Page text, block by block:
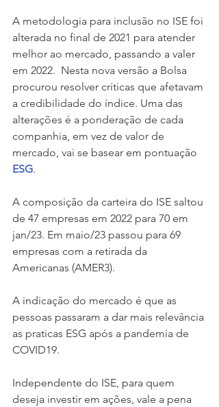
A metodologia para inclusão no ISE foi
alterada no final de 2021 para atender
melhor ao mercado, passando a valer
em 2022.  Nesta nova versão a Bolsa
procurou resolver críticas que afetavam
a credibilidade do índice. Uma das
alterações é a ponderação de cada
companhia, em vez de valor de
mercado, vai se basear em pontuação
ESG.
A composição da carteira do ISE saltou
de 47 empresas em 2022 para 70 em
jan/23. Em maio/23 passou para 69
empresas com a retirada da
Americanas (AMER3).
A indicação do mercado é que as
pessoas passaram a dar mais relevância
as praticas ESG após a pandemia de
COVID19.
Independente do ISE, para quem
deseja investir em ações, vale a pena